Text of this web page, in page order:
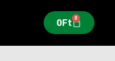
0Ft 0